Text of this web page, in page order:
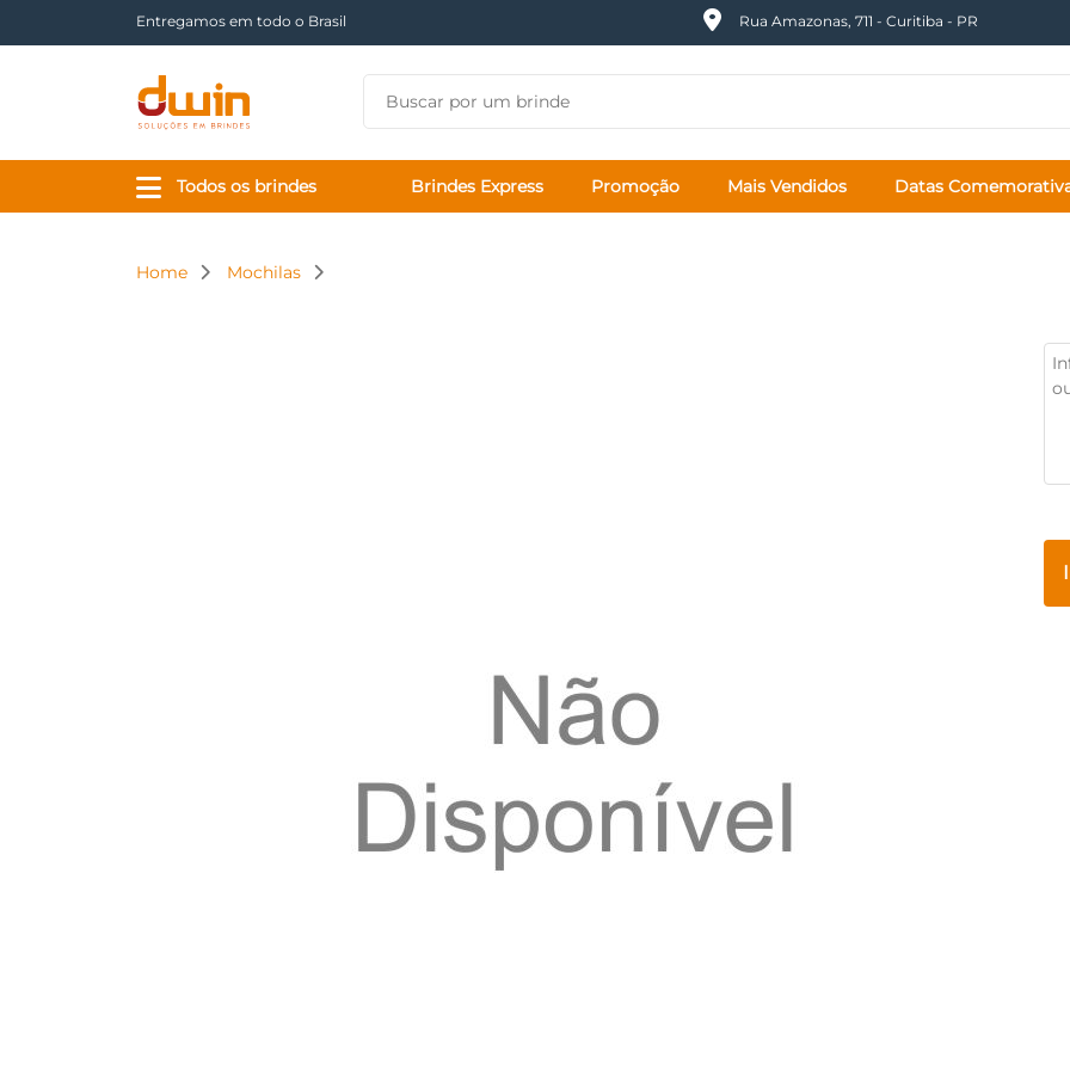
Há mais de 17 anos tornando sua marca presente Rua Amazonas, 711 - Curitiba - PR
Todos os brindes Brindes Express Promoção Mais Vendidos Datas
Home Mochilas